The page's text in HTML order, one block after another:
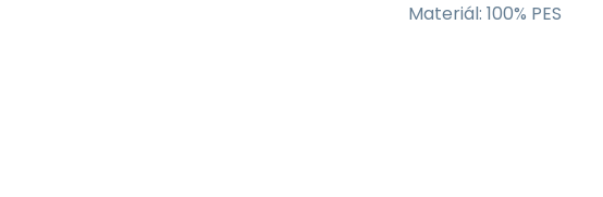
Materiál: 100% PES